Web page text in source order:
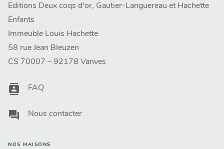
Editions Deux coqs d'or, Gautier-Languereau et Hachette
Enfants
Immeuble Louis Hachette
58 rue Jean Bleuzen
CS 70007 – 92178 Vanves
contacts FAQ
question_answer Nous contacter
NOS MAISONS